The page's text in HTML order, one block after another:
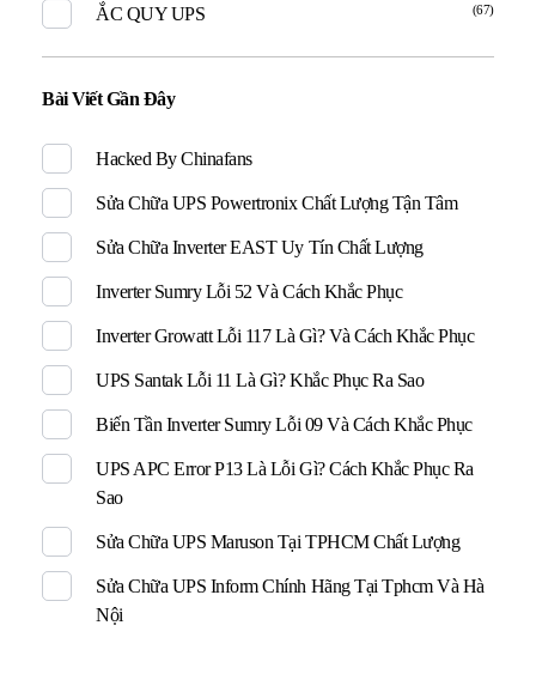
ẮC QUY UPS (67)
Bài Viết Gần Đây
Hacked By Chinafans
Sửa Chữa UPS Powertronix Chất Lượng Tận Tâm
Sửa Chữa Inverter EAST Uy Tín Chất Lượng
Inverter Sumry Lỗi 52 Và Cách Khắc Phục
Inverter Growatt Lỗi 117 Là Gì? Và Cách Khắc Phục
UPS Santak Lỗi 11 Là Gì? Khắc Phục Ra Sao
Biến Tần Inverter Sumry Lỗi 09 Và Cách Khắc Phục
UPS APC Error P13 Là Lỗi Gì? Cách Khắc Phục Ra
Sao
Sửa Chữa UPS Maruson Tại TPHCM Chất Lượng
Sửa Chữa UPS Inform Chính Hãng Tại Tphcm Và Hà
Nội